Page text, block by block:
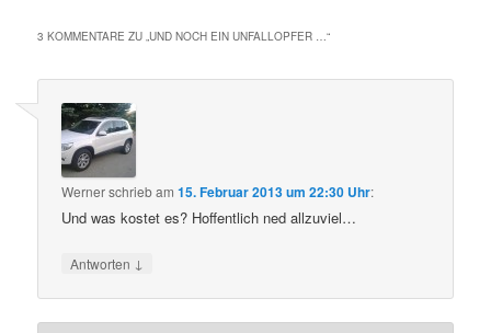
3 KOMMENTARE ZU „UND NOCH EIN UNFALLOPFER …“
Wernerschriebam15. Februar 2013 um 22:30 Uhr:
Und was kostet es? Hoffentlich ned allzuviel…
Antworten ↓